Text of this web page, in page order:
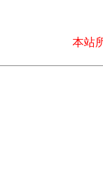
本站